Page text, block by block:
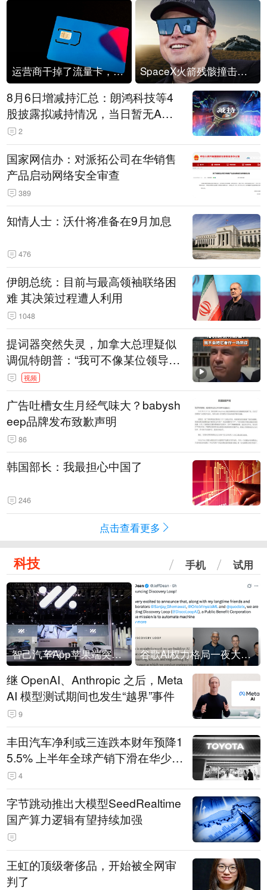
运营商干掉了流量卡，他们真的玩不起了 SpaceX火箭残骸撞击月球
8月6日增减持汇总：朗鸿科技等4
股披露拟减持情况，当日暂无A股
公司披露拟增持情况（表）
2
国家网信办：对派拓公司在华销售
产品启动网络安全审查
389
知情人士：沃什将准备在9月加息
476
伊朗总统：目前与最高领袖联络困
难 其决策过程遭人利用
1048
提词器突然失灵，加拿大总理疑似
调侃特朗普：“我可不像某位领导
人，把这当成一场阴谋”，全场哄笑
视频
广告吐槽女生月经气味大？babysh
eep品牌发布致歉声明
86
韩国部长：我最担心中国了
246
点击查看更多
科技 手机 试用
智己汽车App苹果端突然“下架” 谷歌AI权力格局一夜大洗牌
继 OpenAI、Anthropic 之后，Meta
AI 模型测试期间也发生“越界”事件
9
丰田汽车净利或三连跌本财年预降1
5.5% 上半年全球产销下滑在华少卖
14.3万辆
4
字节跳动推出大模型SeedRealtime
国产算力逻辑有望持续加强
王虹的顶级奢侈品，开始被全网审
判了